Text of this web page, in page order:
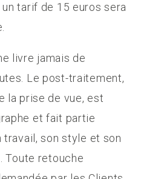
tarif de 15 euros sera
livre jamais de
Le post-traitement,
la prise de vue, est
et fait partie
travail, son style et son
Toute retouche